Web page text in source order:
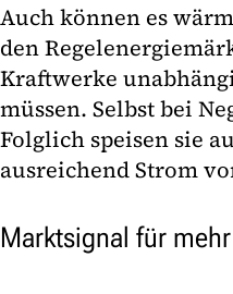
Auch können es
den
Kraftwerke
müssen. Selbst bei
Folglich speisen sie
ausreichend Strom
Marktsignal für